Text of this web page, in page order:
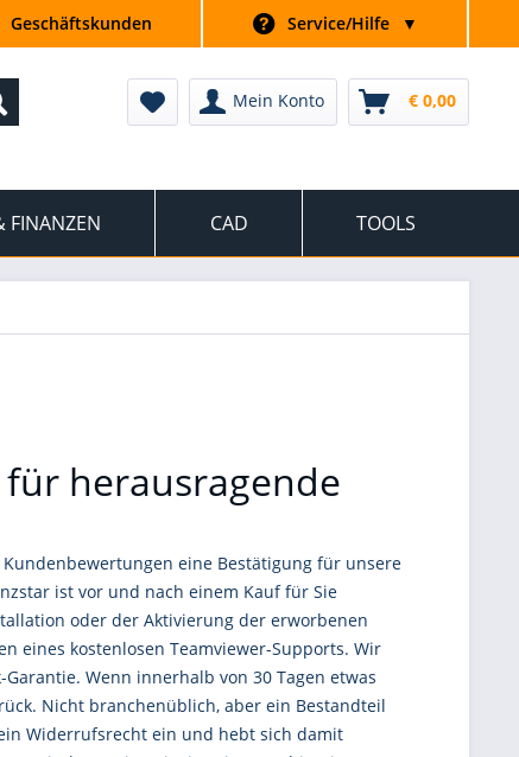
Geschäftskunden Service/Hilfe ▼
Mein Konto € 0,00
FINANZEN CAD TOOLS
herausragende
eine Bestätigung für unsere
ist vor und nach einem Kauf für Sie
oder der Aktivierung der erworbenen
eines kostenlosen Teamviewer-Supports. Wir
Wenn innerhalb von 30 Tagen etwas
Nicht branchenüblich, aber ein Bestandteil
Widerrufsrecht ein und hebt sich damit